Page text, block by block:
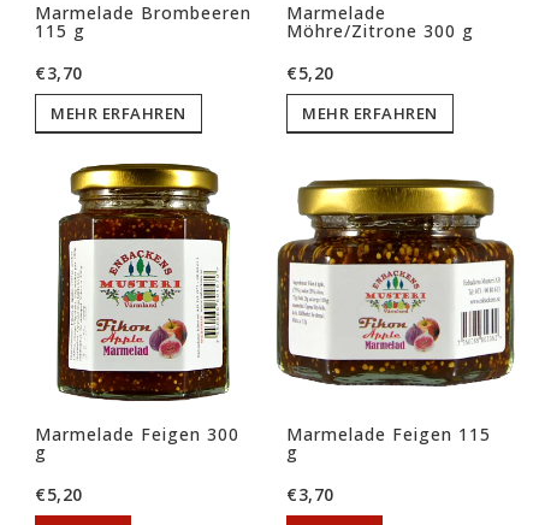
Marmelade Brombeeren
115 g
€3,70
MEHR ERFAHREN
Marmelade
Möhre/Zitrone 300 g
€5,20
MEHR ERFAHREN
Marmelade Feigen 300
g
€5,20
Marmelade Feigen 115
g
€3,70